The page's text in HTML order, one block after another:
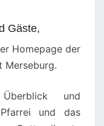
Gäste,
Homepage der
Merseburg.
und
und das